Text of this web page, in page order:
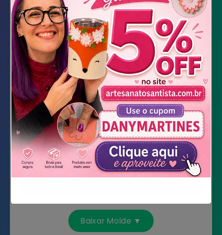
Material Necessário
Impressão do molde
EVA preto, nude, laranja, marrom e rosa
Cola de silicone líquida
Tesoura
Acetato
Baixar Molde ▼
Não mostrar novamente